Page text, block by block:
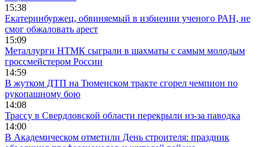
15:38
Екатеринбуржец, обвиняемый в избиении ученого РАН, не
смог обжаловать арест
15:09
Металлурги НТМК сыграли в шахматы с самым молодым
гроссмейстером России
14:59
В жутком ДТП на Тюменском тракте сгорел чемпион по
рукопашному бою
14:08
Трассу в Свердловской области перекрыли из-за паводка
14:00
В Академическом отметили День строителя: праздник